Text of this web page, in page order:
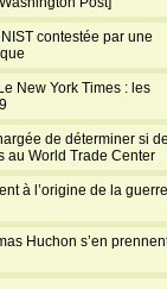
contestée par une
New York Times : les
de déterminer si
au World Trade Center
à l’origine de la guerre
Huchon s’en